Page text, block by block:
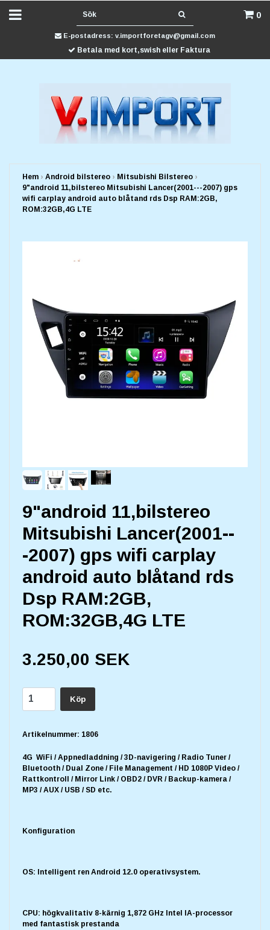
0
E-postadress: v.importforetagv@gmail.com
Betala med kort,swish eller Faktura
Hem › Android bilstereo › Mitsubishi Bilstereo ›
9"android 11,bilstereo Mitsubishi Lancer(2001---2007) gps
wifi carplay android auto blåtand rds Dsp RAM:2GB,
ROM:32GB,4G LTE
9"android 11,bilstereo
Mitsubishi Lancer(2001--
-2007) gps wifi carplay
android auto blåtand rds
Dsp RAM:2GB,
ROM:32GB,4G LTE
3.250,00 SEK
Köp
Artikelnummer: 1806
4G WiFi / Appnedladdning / 3D-navigering / Radio Tuner /
Bluetooth / Dual Zone / File Management / HD 1080P Video /
Rattkontroll / Mirror Link / OBD2 / DVR / Backup-kamera /
MP3 / AUX / USB / SD etc.
Konfiguration
OS: Intelligent ren Android 12.0 operativsystem.
CPU: högkvalitativ 8-kärnig 1,872 GHz Intel IA-processor
med fantastisk prestanda